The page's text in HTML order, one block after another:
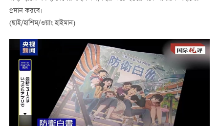
প্রদান করবে।
(ছাই/হাশিম/ওয়াং হাইমান)